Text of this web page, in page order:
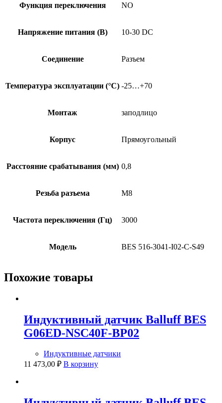
Функция переключения NO
Напряжение питания (В) 10-30 DC
Соединение Разъем
Температура эксплуатации (°C) -25…+70
Монтаж заподлицо
Корпус Прямоугольный
Расстояние срабатывания (мм) 0,8
Резьба разъема M8
Частота переключения (Гц) 3000
Модель BES 516-3041-I02-C-S49
Похожие товары
Индуктивный датчик Balluff BES
G06ED-NSC40F-BP02
Индуктивные датчики
11 473,00 ₽ В корзину